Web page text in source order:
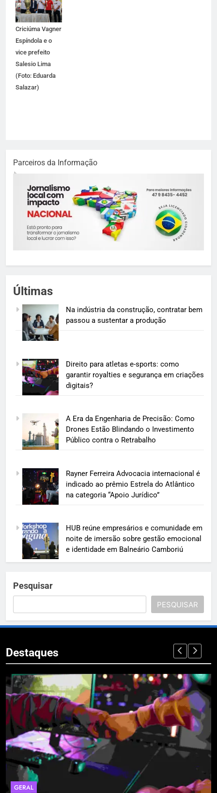
presidente da
FCF, Prefeito de
Criciúma Vagner
Espíndola e o
vice prefeito
Salesio Lima
(Foto: Eduarda
Salazar)
Parceiros da Informação
Últimas
Na indústria da construção, contratar bem
passou a sustentar a produção
Direito para atletas e-sports: como
garantir royalties e segurança em criações
digitais?
A Era da Engenharia de Precisão: Como
Drones Estão Blindando o Investimento
Público contra o Retrabalho
Rayner Ferreira Advocacia internacional é
indicado ao prêmio Estrela do Atlântico
na categoria “Apoio Jurídico”
HUB reúne empresários e comunidade em
noite de imersão sobre gestão emocional
e identidade em Balneário Camboriú
Pesquisar
PESQUISAR
Destaques
GERAL